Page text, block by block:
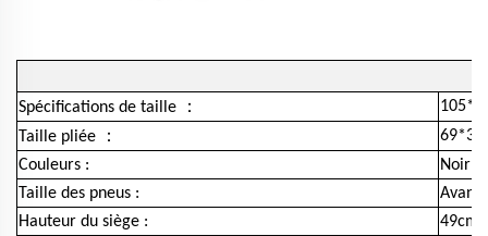
Spécifications de taille ：
Taille pliée
：
Couleurs :
Noir
Taille des pneus :
Avant
Hauteur du siège :
49cm